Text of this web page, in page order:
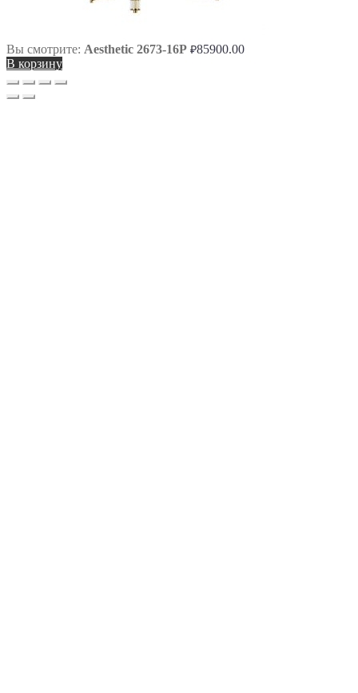
Вы смотрите: Aesthetic 2673-16P ₽85900.00
В корзину